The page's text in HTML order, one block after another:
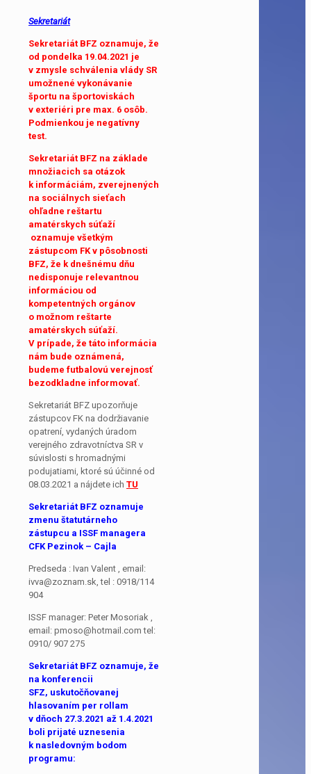
Sekretariát
Sekretariát BFZ oznamuje, že
od pondelka 19.04.2021 je
v zmysle schválenia vlády SR
umožnené vykonávanie
športu na športoviskách
v exteriéri pre max. 6 osôb.
Podmienkou je negatívny
test.
Sekretariát BFZ na základe
množiacich sa otázok
k informáciám, zverejnených
na sociálnych sieťach
ohľadne reštartu
amatérskych súťaží
oznamuje všetkým
zástupcom FK v pôsobnosti
BFZ, že k dnešnému dňu
nedisponuje relevantnou
informáciou od
kompetentných orgánov
o možnom reštarte
amatérskych súťaží.
V prípade, že táto informácia
nám bude oznámená,
budeme futbalovú verejnosť
bezodkladne informovať.
Sekretariát BFZ upozorňuje
zástupcov FK na dodržiavanie
opatrení, vydaných úradom
verejného zdravotníctva SR v
súvislosti s hromadnými
podujatiami, ktoré sú účinné od
08.03.2021 a nájdete ich TU
Sekretariát BFZ oznamuje
zmenu štatutárneho
zástupcu a ISSF managera
CFK Pezinok – Cajla
Predseda : Ivan Valent , email:
ivva@zoznam.sk, tel : 0918/114
904
ISSF manager: Peter Mosoriak ,
email: pmoso@hotmail.com tel:
0910/ 907 275
Sekretariát BFZ oznamuje, že
na konferencii
SFZ, uskutočňovanej
hlasovaním per rollam
v dňoch 27.3.2021 až 1.4.2021
boli prijaté uznesenia
k nasledovným bodom
programu: